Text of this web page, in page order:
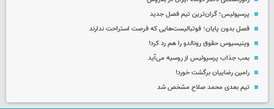
پرسپولیس؛ گران‌ترین تیم فصل جدید
فصل بدون پایان؛ فوتبالیست‌هایی که فرصت استراحت ندارند
وینیسیوس حقوق رونالدو را هم رد کرد!
بمب جذاب پرسپولیس از روسیه می‌آید
رامین رضاییان برگشت خورد!
تیم بعدی محمد صلاح مشخص شد